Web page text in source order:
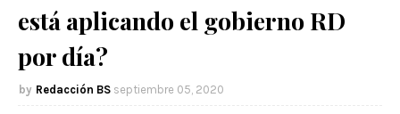
está aplicando el gobierno RD
por día?
Redacción BS septiembre 05, 2020